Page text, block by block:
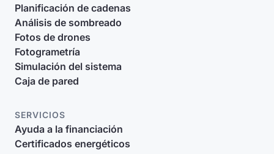
Planificación de cadenas
Análisis de sombreado
Fotos de drones
Fotogrametría
Simulación del sistema
Caja de pared
SERVICIOS
Ayuda a la financiación
Certificados energéticos